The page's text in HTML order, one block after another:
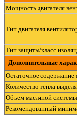
Мощность двигателя
Тип двигателя
Тип защиты/класс
Дополнительные
Остаточное содержание
Количество тепла
Объем масляной
Рекомендованный